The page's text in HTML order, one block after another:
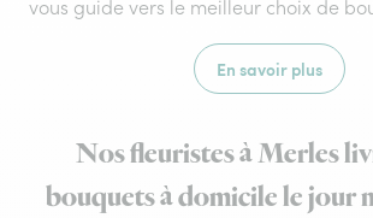
vous guide vers le meilleur choix de
En savoir plus
Nos fleuristes à Merles
bouquets à domicile le jour